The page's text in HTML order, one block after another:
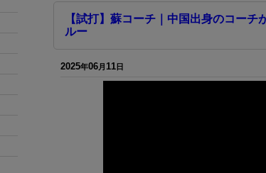
【試打】蘇コーチ｜中国出身のコー
ルー
2025年06月 11 日